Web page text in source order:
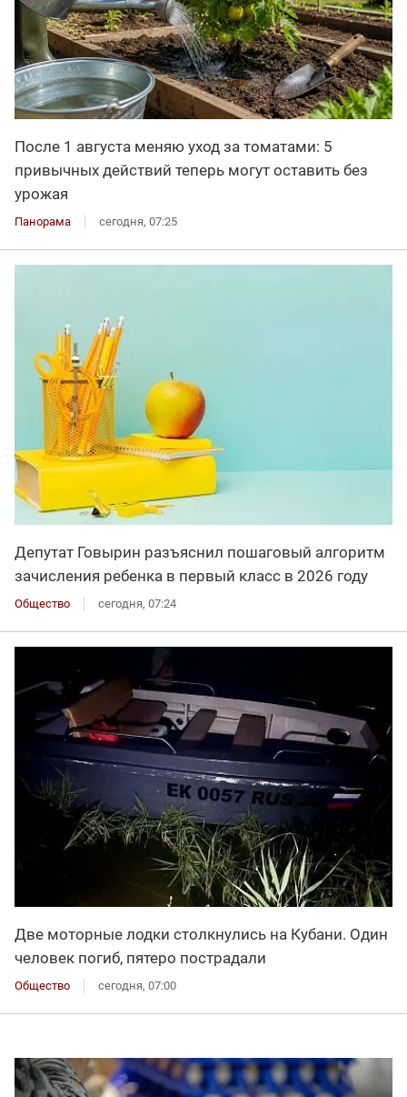
После 1 августа меняю уход за томатами: 5
привычных действий теперь могут оставить без
урожая
Панорама сегодня, 07:25
Депутат Говырин разъяснил пошаговый алгоритм
зачисления ребенка в первый класс в 2026 году
Общество сегодня, 07:24
Две моторные лодки столкнулись на Кубани. Один
человек погиб, пятеро пострадали
Общество сегодня, 07:00